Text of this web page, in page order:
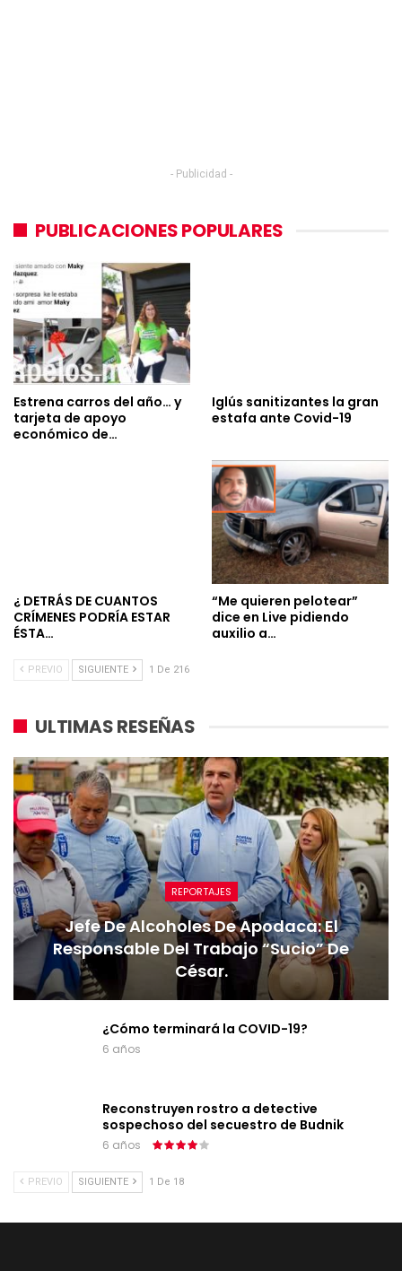
- Publicidad -
PUBLICACIONES POPULARES
Estrena carros del año… y
tarjeta de apoyo
económico de…
Iglús sanitizantes la gran
estafa ante Covid-19
¿ DETRÁS DE CUANTOS
CRÍMENES PODRÍA ESTAR
ÉSTA…
“Me quieren pelotear”
dice en Live pidiendo
auxilio a…
PREVIO SIGUIENTE 1 De 216
ULTIMAS RESEÑAS
REPORTAJES
Jefe De Alcoholes De Apodaca: El
Responsable Del Trabajo “sucio” De
César.
¿Cómo terminará la COVID-19?
6 años
Reconstruyen rostro a detective
sospechoso del secuestro de Budnik
6 años
PREVIO SIGUIENTE 1 De 18